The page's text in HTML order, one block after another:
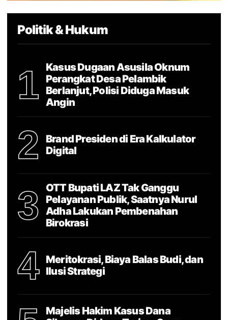
Politik & Hukum
1
Kasus Dugaan Asusila Oknum
Perangkat Desa Pelambik
Berlanjut, Polisi Diduga Masuk
Angin
2
Brand Presiden di Era Kalkulator
Digital
3
OTT Bupati LAZ Tak Ganggu
Pelayanan Publik, Saatnya Nurul
Adha Lakukan Pembenahan
Birokrasi
4
Meritokrasi, Biaya Balas Budi, dan
Ilusi Strategi
Majelis Hakim Kasus Dana